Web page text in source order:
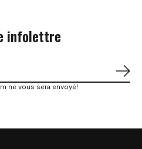
infolettre
ne vous sera envoyé!